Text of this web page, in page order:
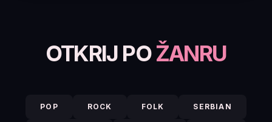
OTKRIJ POŽANRU
POP ROCK FOLK SERBIAN